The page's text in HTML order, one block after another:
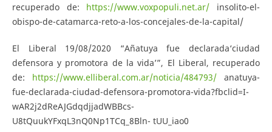
recuperado de: https://www.voxpopuli.net.ar/ insolito-el-
obispo-de-catamarca-reto-a-los-concejales-de-la-capital/
El Liberal 19/08/2020 “Añatuya fue declarada‘ciudad
defensora y promotora de la vida’”, El Liberal, recuperado
de: https://www.elliberal.com.ar/noticia/484793/ anatuya-
fue-declarada-ciudad-defensora-promotora-vida?fbclid=I-
wAR2j2dReAJGdqdjjadWBBcs-
U8tQuukYFxqL3nQ0Np1TCq_8Bln- tUU_iao0